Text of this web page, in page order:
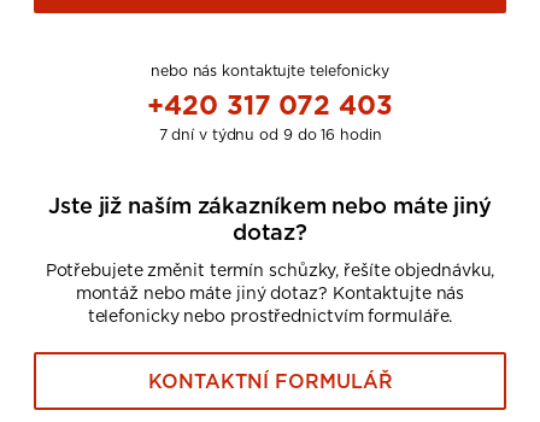
nebo nás kontaktujte telefonicky
+420 317 072 403
7 dní v týdnu od 9 do 16 hodin
Jste již naším zákazníkem nebo máte jiný
dotaz?
Potřebujete změnit termín schůzky, řešíte objednávku,
montáž nebo máte jiný dotaz? Kontaktujte nás
telefonicky nebo prostřednictvím formuláře.
KONTAKTNÍ FORMULÁŘ